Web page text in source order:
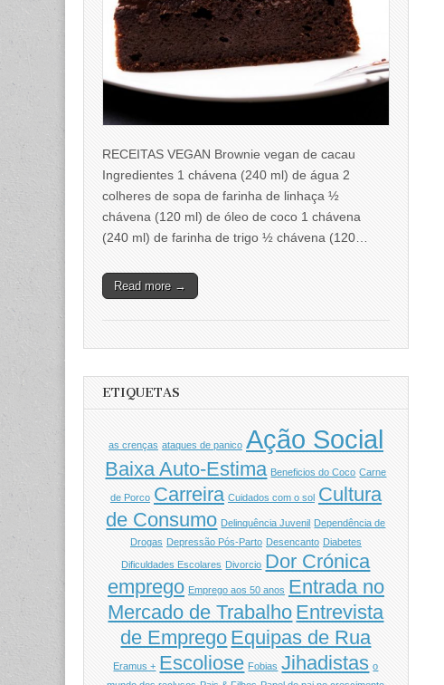
RECEITAS VEGAN Brownie vegan de cacau
Ingredientes 1 chávena (240 ml) de água 2
colheres de sopa de farinha de linhaça ½
chávena (120 ml) de óleo de coco 1 chávena
(240 ml) de farinha de trigo ½ chávena (120…
Read more →
ETIQUETAS
as crenças ataques de panico Ação Social
Baixa Auto-Estima Beneficios do Coco Carne
de Porco Carreira Cuidados com o sol Cultura
de Consumo Delinquência Juvenil Dependência de
Drogas Depressão Pós-Parto Desencanto Diabetes
Dificuldades Escolares Divorcio Dor Crónica
emprego Emprego aos 50 anos Entrada no
Mercado de Trabalho Entrevista
de Emprego Equipas de Rua
Eramus + Escoliose Fobias Jihadistas o